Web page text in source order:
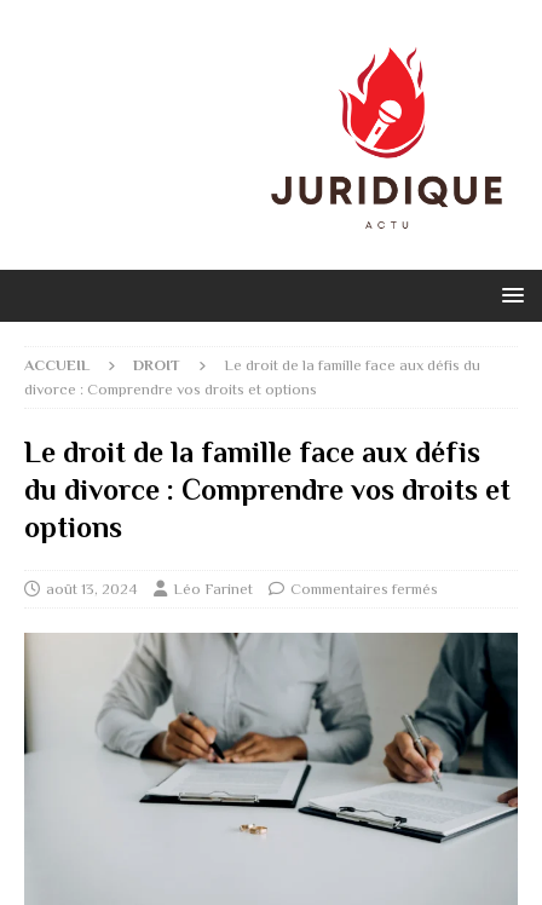
ACCUEIL DROIT
Le droit de la famille face aux défis du
divorce : Comprendre vos droits et options
Le droit de la famille face aux défis
du divorce : Comprendre vos droits et
options
août 13, 2024 Léo Farinet Commentaires fermés